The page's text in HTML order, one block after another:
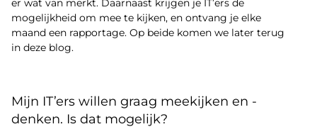
er wat van merkt. Daarnaast krijgen je IT’ers de
mogelijkheid om mee te kijken, en ontvang je elke
maand een rapportage. Op beide komen we later terug
in deze blog.
Mijn IT’ers willen graag meekijken en -
denken. Is dat mogelijk?